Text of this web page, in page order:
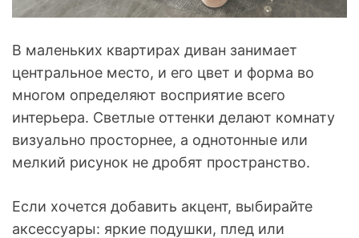
В маленьких квартирах диван занимает
центральное место, и его цвет и форма во
многом определяют восприятие всего
интерьера. Светлые оттенки делают комнату
визуально просторнее, а однотонные или
мелкий рисунок не дробят пространство.
Если хочется добавить акцент, выбирайте
аксессуары: яркие подушки, плед или